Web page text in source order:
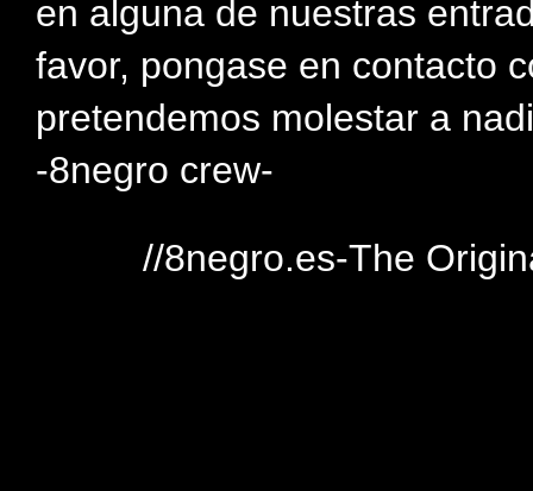
en alguna de nuestras
favor, pongase en contacto
pretendemos molestar a
-8negro crew-
//8negro.es-The